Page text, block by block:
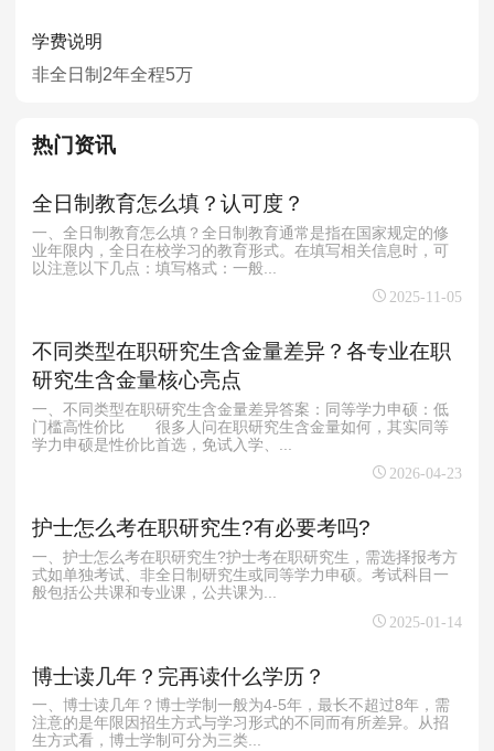
学费说明
非全日制2年全程5万
热门资讯
全日制教育怎么填？认可度？
一、全日制教育怎么填？全日制教育通常是指在国家规定的修
业年限内，全日在校学习的教育形式。在填写相关信息时，可
以注意以下几点：填写格式‌：一般...
2025-11-05
不同类型在职研究生含金量差异？各专业在职
研究生含金量核心亮点
一、不同类型在职研究生含金量差异答案：同等学力申硕：低
门槛高性价比 很多人问在职研究生含金量如何，其实同等
学力申硕是性价比首选，免试入学、...
2026-04-23
护士怎么考在职研究生?有必要考吗?
一、护士怎么考在职研究生?护士考在职研究生，需选择报考方
式如单独考试、非全日制研究生或同等学力申硕。考试科目一
般包括公共课和专业课，公共课为...
2025-01-14
博士读几年？完再读什么学历？
一、博士读几年？博士学制一般为4-5年，最长不超过8年，需
注意的是年限因招生方式与学习形式的不同而有所差异。从招
生方式看，博士学制可分为三类...